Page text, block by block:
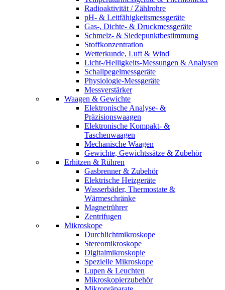
Radioaktivität / Zählrohre
pH- & Leitfähigkeitsmessgeräte
Gas-, Dichte- & Druckmessgeräte
Schmelz- & Siedepunktbestimmung
Stoffkonzentration
Wetterkunde, Luft & Wind
Licht-/Helligkeits-Messungen & Analysen
Schallpegelmessgeräte
Physiologie-Messgeräte
Messverstärker
Waagen & Gewichte
Elektronische Analyse- &
Präzisionswaagen
Elektronische Kompakt- &
Taschenwaagen
Mechanische Waagen
Gewichte, Gewichtssätze & Zubehör
Erhitzen & Rühren
Gasbrenner & Zubehör
Elektrische Heizgeräte
Wasserbäder, Thermostate &
Wärmeschränke
Magnetrührer
Zentrifugen
Mikroskope
Durchlichtmikroskope
Stereomikroskope
Digitalmikroskopie
Spezielle Mikroskope
Lupen & Leuchten
Mikroskopierzubehör